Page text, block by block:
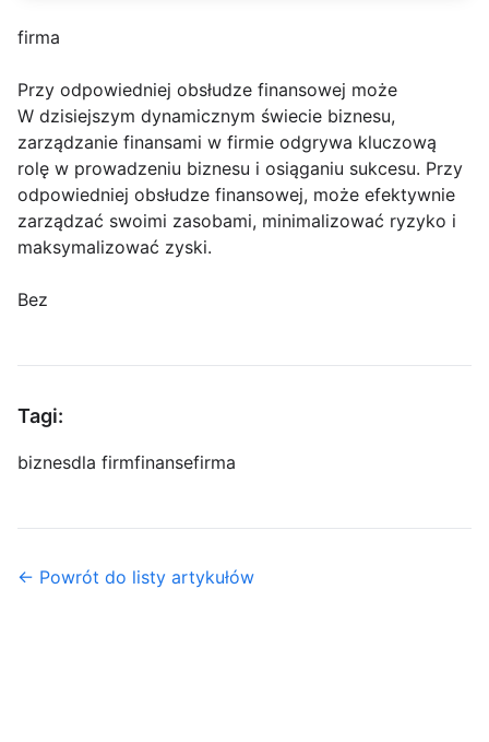
firma
Przy odpowiedniej obsłudze finansowej może
W dzisiejszym dynamicznym świecie biznesu,
zarządzanie finansami w firmie odgrywa kluczową
rolę w prowadzeniu biznesu i osiąganiu sukcesu. Przy
odpowiedniej obsłudze finansowej, może efektywnie
zarządzać swoimi zasobami, minimalizować ryzyko i
maksymalizować zyski.
Bez
Tagi:
biznesdla firmfinansefirma
← Powrót do listy artykułów